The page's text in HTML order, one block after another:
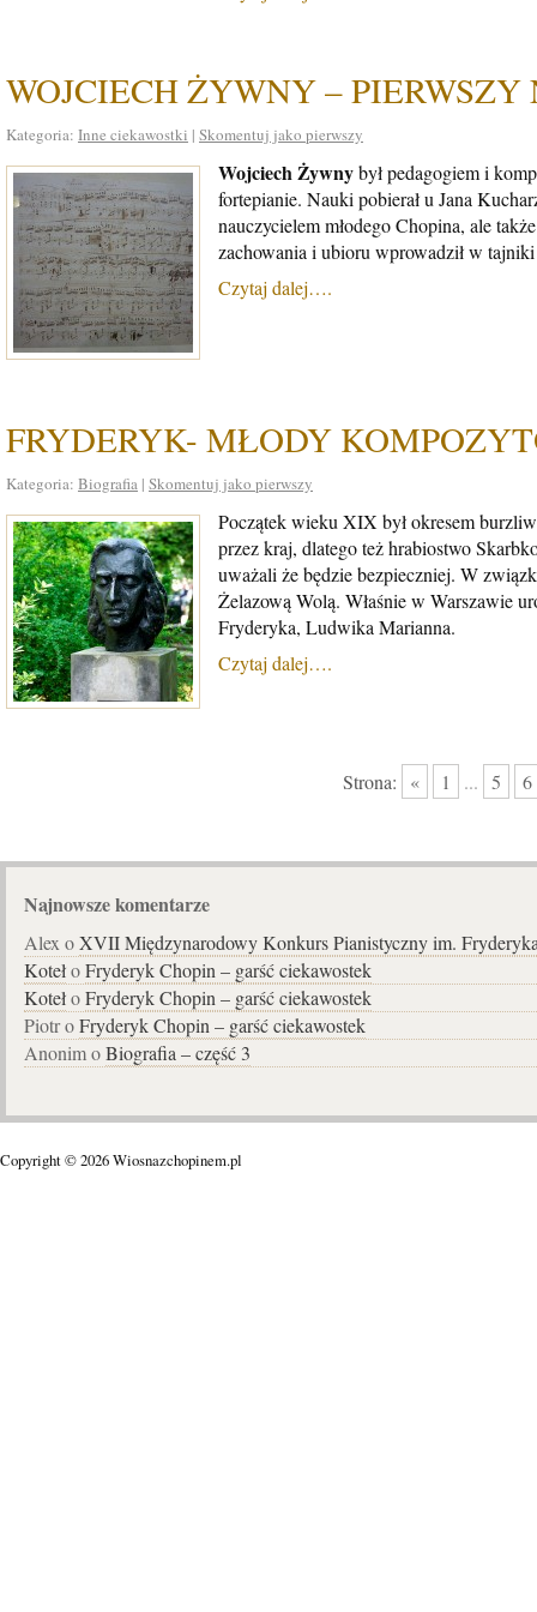
WOJCIECH ŻYWNY –
Kategoria: Inne ciekawostki | Skomentuj jako pierwszy
Wojciech Żywnybył pedagogiem i
fortepianie. Nauki pobierał u Jana
nauczycielem młodego Chopina, ale
zachowania i ubioru wprowadził w
Czytaj dalej….
FRYDERYK- MŁODY
Kategoria: Biografia | Skomentuj jako pierwszy
Początek wieku XIX był okresem
przez kraj, dlatego też hrabiostwo
uważali że będzie bezpieczniej. W
Żelazową Wolą. Właśnie w Warszawie
Fryderyka, Ludwika Marianna.
Czytaj dalej….
Strona: « 1 ... 5 6
Najnowsze komentarze
Alex oXVII Międzynarodowy Konkurs Pianistyczny im.
KotełoFryderyk Chopin – garść ciekawostek
KotełoFryderyk Chopin – garść ciekawostek
Piotr oFryderyk Chopin – garść ciekawostek
Anonim oBiografia – część 3
Copyright © 2026 Wiosnazchopinem.pl